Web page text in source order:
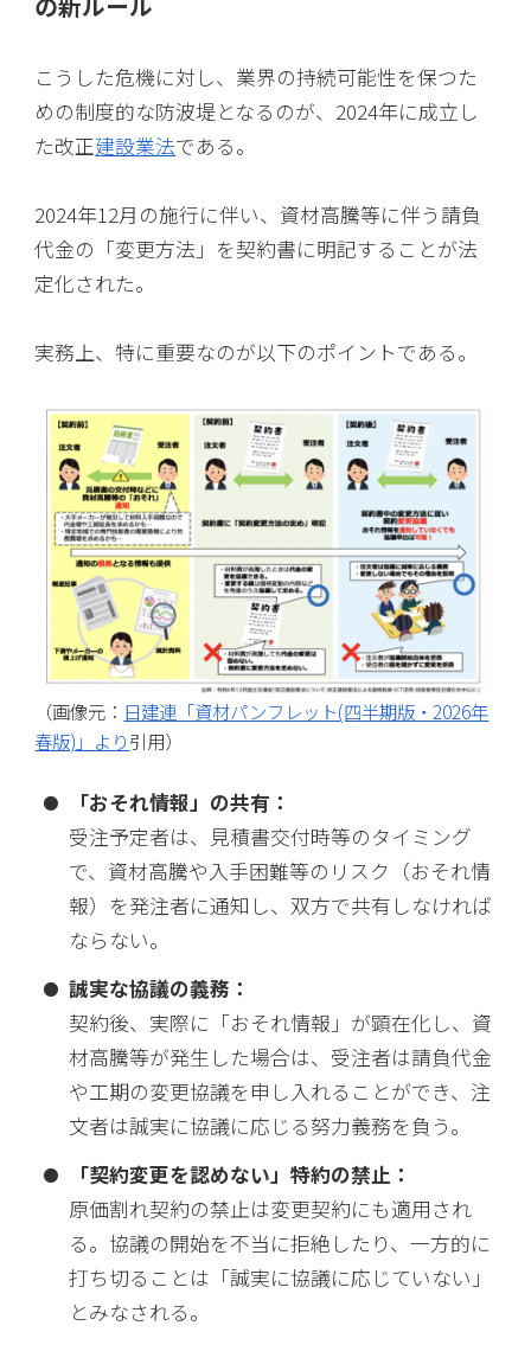
こうした危機に対し、業界の持続可能性を保つた
めの制度的な防波堤となるのが、2024年に成立し
た改正建設業法である。
2024年12月の施行に伴い、資材高騰等に伴う請負
代金の「変更方法」を契約書に明記することが法
定化された。
実務上、特に重要なのが以下のポイントである。
（画像元： 日建連「資材パンフレット(四半期版・2026年
春版)」より引用）
「おそれ情報」の共有：
受注予定者は、見積書交付時等のタイミング
で、資材高騰や入手困難等のリスク（おそれ情
報）を発注者に通知し、双方で共有しなければ
ならない。
誠実な協議の義務：
契約後、実際に「おそれ情報」が顕在化し、資
材高騰等が発生した場合は、受注者は請負代金
や工期の変更協議を申し入れることができ、注
文者は誠実に協議に応じる努力義務を負う。
「契約変更を認めない」特約の禁止：
原価割れ契約の禁止は変更契約にも適用され
る。協議の開始を不当に拒絶したり、一方的に
打ち切ることは「誠実に協議に応じていない」
とみなされる。